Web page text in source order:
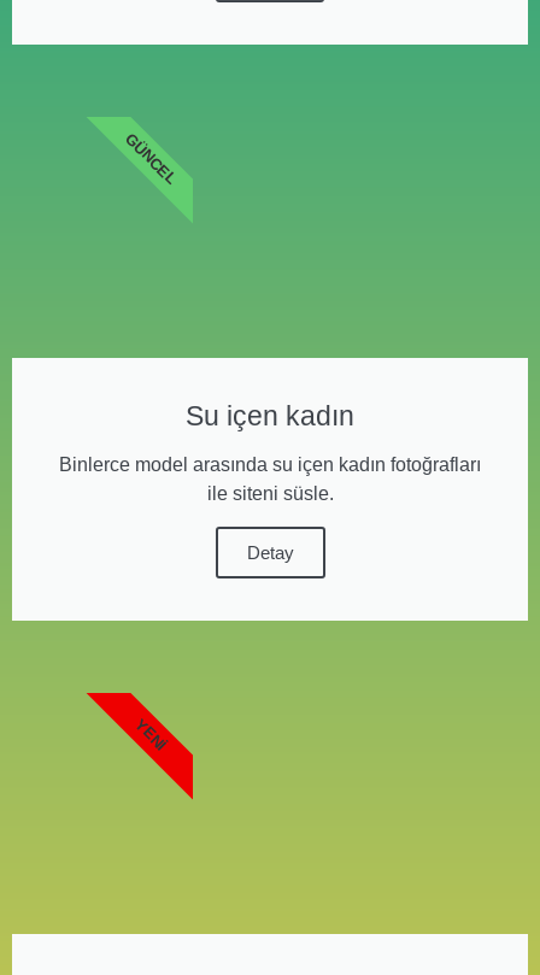
Su içen kadın
Binlerce model arasında su içen kadın fotoğrafları
ile siteni süsle.
Detay
GÜNCEL
YENI